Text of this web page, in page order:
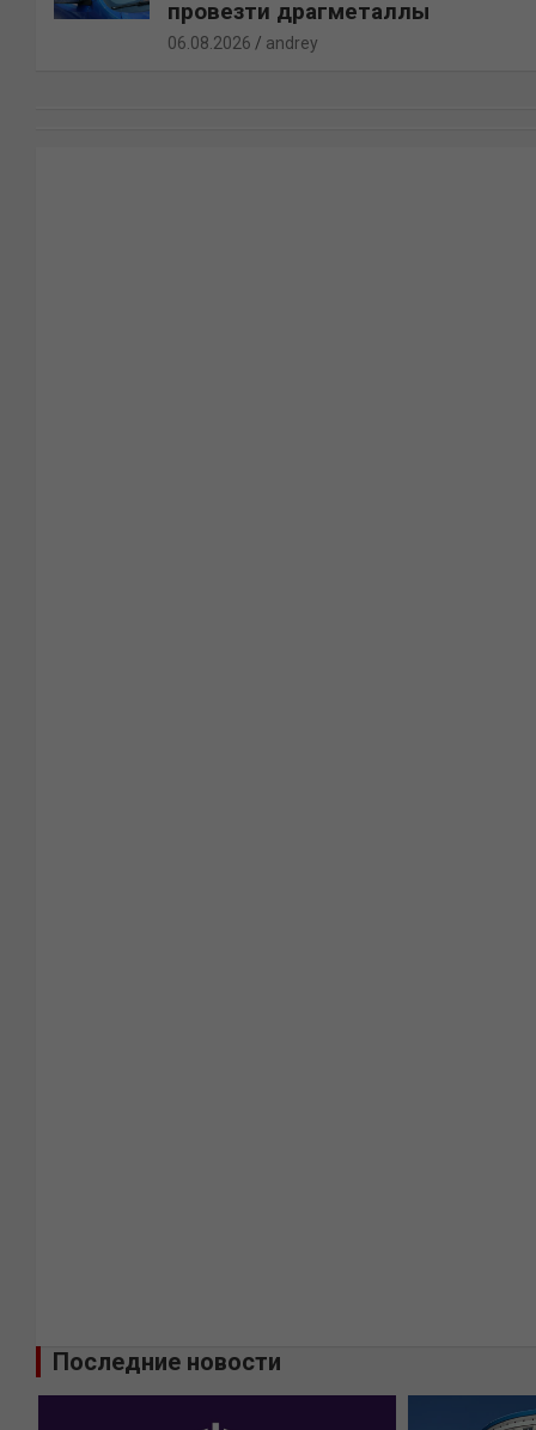
провезти драгметаллы
06.08.2026 andrey
Последние новости